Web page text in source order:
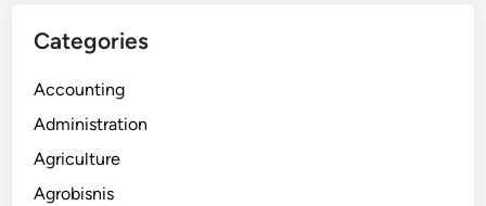
Categories
Accounting
Administration
Agriculture
Agrobisnis